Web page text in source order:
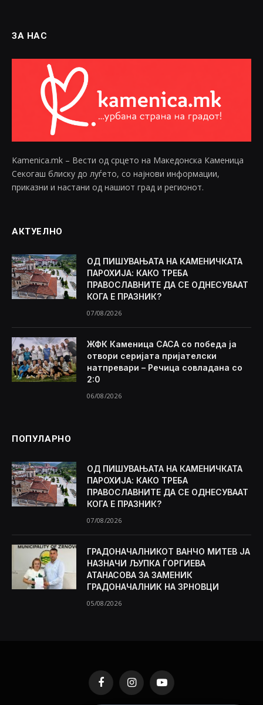
ЗА НАС
Kamenica.mk – Вести од срцето на Македонска Каменица
Секогаш блиску до луѓето, со најнови информации,
приказни и настани од нашиот град и регионот.
АКТУЕЛНО
ОД ПИШУВАЊАТА НА КАМЕНИЧКАТА
ПАРОХИЈА: КАКО ТРЕБА
ПРАВОСЛАВНИТЕ ДА СЕ ОДНЕСУВААТ
КОГА Е ПРАЗНИК?
07/08/2026
ЖФК Каменица САСА со победа ја
отвори серијата пријателски
натпревари – Речица совладана со
2:0
06/08/2026
ПОПУЛАРНО
ОД ПИШУВАЊАТА НА КАМЕНИЧКАТА
ПАРОХИЈА: КАКО ТРЕБА
ПРАВОСЛАВНИТЕ ДА СЕ ОДНЕСУВААТ
КОГА Е ПРАЗНИК?
07/08/2026
ГРАДОНАЧАЛНИКОТ ВАНЧО МИТЕВ ЈА
НАЗНАЧИ ЉУПКА ЃОРГИЕВА
АТАНАСОВА ЗА ЗАМЕНИК
ГРАДОНАЧАЛНИК НА ЗРНОВЦИ
05/08/2026
FacebookInstagramYouTube